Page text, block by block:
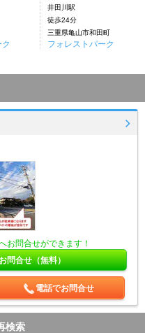
井田川駅
徒歩24分
三重県亀山市和田町
フォレストパーク
お問合せができます！
問合せ（無料）
電話でお問合せ
検索